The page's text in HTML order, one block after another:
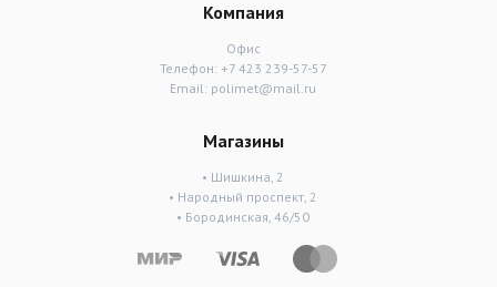
Компания
Офис
Телефон: +7 423 239-57-57
Email: polimet@mail.ru
Магазины
• Шишкина, 2
• Народный проспект, 2
• Бородинская, 46/50